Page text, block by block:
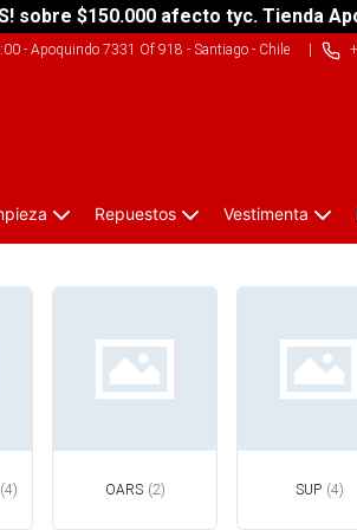
sobre $150.000 afecto tyc. Tienda
- Apoquindo 7331 Of 918 - Santiago - Chile|
Repuestos Vestimenta
(4) OARS (2) SUP (4)